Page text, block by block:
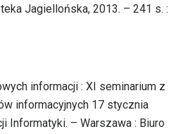
Jagiellońska, 2013. – 241 s. :
informacji : XI seminarium z
informacyjnych 17 stycznia
Informatyki. – Warszawa : Biuro